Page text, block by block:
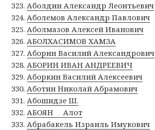
Аболдин Александр Леонтьевич
Аболемов Александр Павлович
Аболмазов Алексей Иванович
АБОЛХАСИМОВ ХАМЗА
Аборин Василий Александрович
АБОРИН ИВАН АНДРЕЕВИЧ
Аборкин Василий Алексеевич
Аботин Николай Абрамович
Абошидзе Ш.
АБОЯН Алот
Абрабакель Израиль Имукович